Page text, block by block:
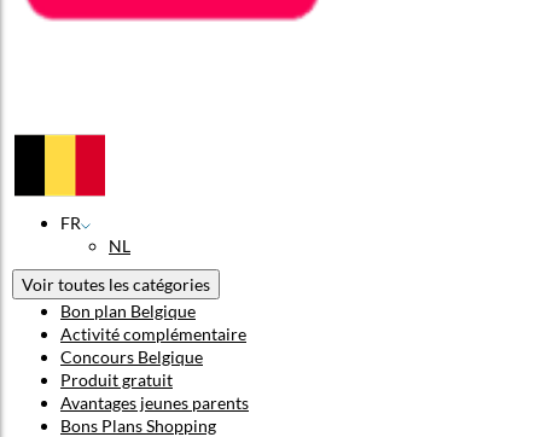
FR
NL
Voir toutes les catégories
Bon plan Belgique
Activité complémentaire
Concours Belgique
Produit gratuit
Avantages jeunes parents
Bons Plans Shopping